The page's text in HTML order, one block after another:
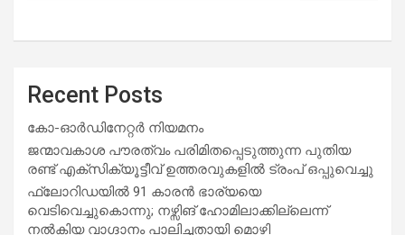
Recent Posts
കോ-ഓർഡിനേറ്റർ നിയമനം
ജന്മാവകാശ പൗരത്വം പരിമിതപ്പെടുത്തുന്ന പുതിയ
രണ്ട് എക്സിക്യൂട്ടീവ് ഉത്തരവുകളിൽ ട്രംപ് ഒപ്പുവെച്ചു
ഫ്ലോറിഡയിൽ 91 കാരൻ ഭാര്യയെ
വെടിവെച്ചുകൊന്നു; നഴ്സിങ് ഹോമിലാക്കില്ലെന്ന്
നൽകിയ വാഗ്ദാനം പാലിച്ചതായി മൊഴി